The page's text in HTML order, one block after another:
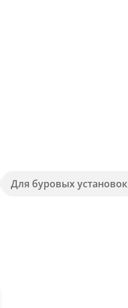
Для буровых установок